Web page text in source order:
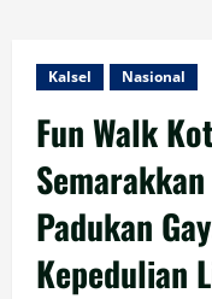
Kalsel Nasional
Fun Walk
Padukan
Kepedulian